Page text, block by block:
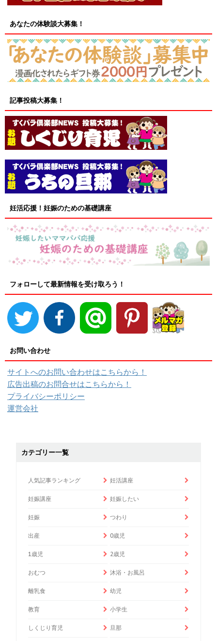
あなたの体験談大募集！
記事投稿大募集！
妊活応援！妊娠のための基礎講座
フォローして最新情報を受け取ろう！
お問い合わせ
サイトへのお問い合わせはこちらから！
広告出稿のお問合せはこちらから！
プライバシーポリシー
運営会社
カテゴリー一覧
人気記事ランキング 妊活講座
妊娠講座 妊娠したい
妊娠 つわり
出産 0歳児
1歳児 2歳児
おむつ 沐浴・お風呂
離乳食 幼児
教育 小学生
しくじり育児 旦那